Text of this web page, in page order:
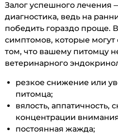
Залог успешного лечения
диагностика, ведь на
победить гораздо проще.
симптомов, которые могут
том, что вашему питомцу
ветеринарного
резкое снижение или
питомца;
вялость, аппатичность,
концентрации
постоянная жажда;